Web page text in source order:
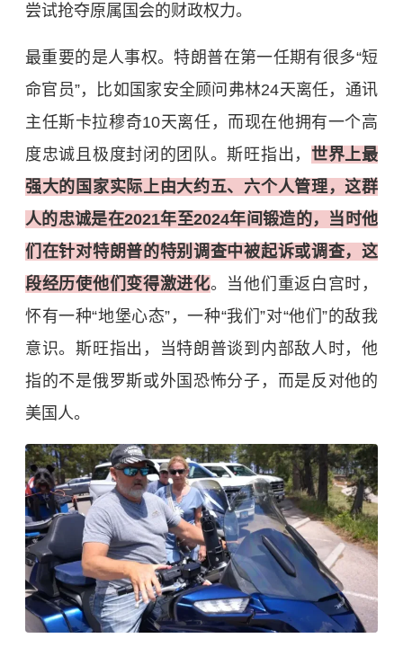
尝试抢夺原属国会的财政权力。
最重要的是人事权。特朗普在第一任期有很多“短
命官员”，比如国家安全顾问弗林24天离任，通讯
主任斯卡拉穆奇10天离任，而现在他拥有一个高
度忠诚且极度封闭的团队。斯旺指出， 世界上最
强大的国家实际上由大约五、六个人管理，这群
人的忠诚是在2021年至2024年间锻造的，当时他
们在针对特朗普的特别调查中被起诉或调查，这
段经历使他们变得激进化。当他们重返白宫时，
怀有一种“地堡心态”，一种“我们”对“他们”的敌我
意识。斯旺指出，当特朗普谈到内部敌人时，他
指的不是俄罗斯或外国恐怖分子，而是反对他的
美国人。